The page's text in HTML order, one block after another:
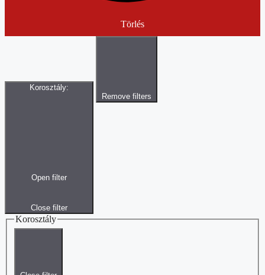
Törlés
Korosztály:
Open filter
Close filter
Remove filters
Korosztály